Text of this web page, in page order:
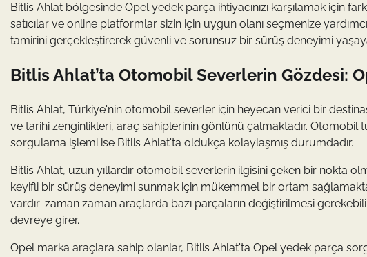
Bitlis Ahlat bölgesinde Opel yedek parça ihtiyacınızı karşılamak için
satıcılar ve online platformlar sizin için uygun olanı seçmenize
tamirini gerçekleştirerek güvenli ve sorunsuz bir sürüş deneyimi
Bitlis Ahlat’ta Otomobil Severlerin Gözdesi:
Bitlis Ahlat, Türkiye'nin otomobil severler için heyecan verici bir
ve tarihi zenginlikleri, araç sahiplerinin gönlünü çalmaktadır.
sorgulama işlemi ise Bitlis Ahlat'ta oldukça kolaylaşmış durumdadır.
Bitlis Ahlat, uzun yıllardır otomobil severlerin ilgisini çeken bir nokta
keyifli bir sürüş deneyimi sunmak için mükemmel bir ortam
vardır: zaman zaman araçlarda bazı parçaların değiştirilmesi
devreye girer.
Opel marka araçlara sahip olanlar, Bitlis Ahlat'ta Opel yedek parça